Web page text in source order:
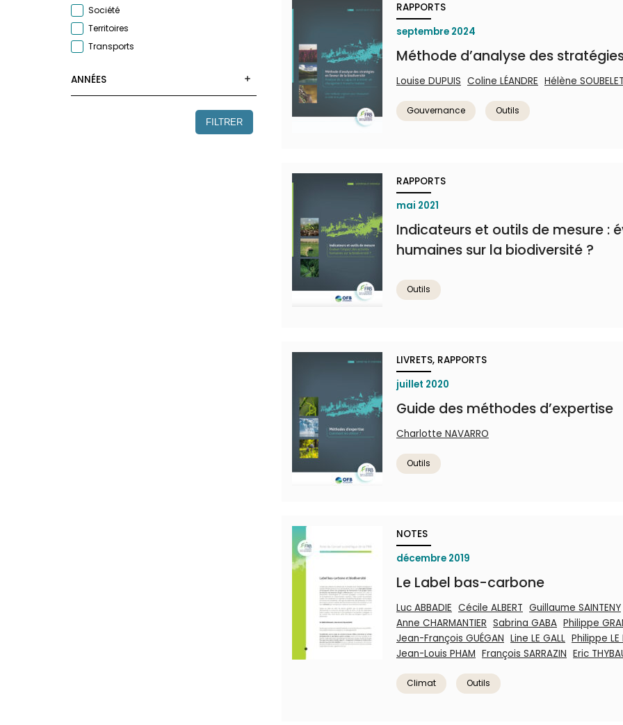
Société
Territoires
Transports
ANNÉES
FILTRER
RAPPORTS
septembre 2024
Méthode d’analyse des
Louise DUPUIS Coline LÉANDRE Hélène SOUBELET
Gouvernance Outils
RAPPORTS
mai 2021
Indicateurs et outils de mesure :
humaines sur la biodiversité ?
Outils
LIVRETS, RAPPORTS
juillet 2020
Guide des méthodes d’expertise
Charlotte NAVARRO
Outils
NOTES
décembre 2019
Le Label bas-carbone
Luc ABBADIE Cécile ALBERT Guillaume SAINTENY
Anne CHARMANTIER Sabrina GABA Philippe
Jean-François GUÉGAN Line LE GALL Philippe LE
Jean-Louis PHAM François SARRAZIN Eric
Climat Outils